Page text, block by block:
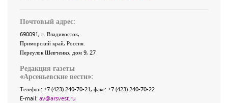
Почтовый адрес:
690091, г. Владивосток,
Приморский край, Россия
Переулок Шевченко, дом 9, 27
Редакция газеты
«Арсеньевские вести»:
Телефон: +7 (423) 240-70-21, факс: +7 (423) 240-70-22
E-mail: av@arsvest.ru